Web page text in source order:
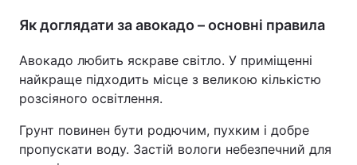
Як доглядати за авокадо – основні правила
Авокадо любить яскраве світло. У приміщенні
найкраще підходить місце з великою кількістю
розсіяного освітлення.
Грунт повинен бути родючим, пухким і добре
пропускати воду. Застій вологи небезпечний для